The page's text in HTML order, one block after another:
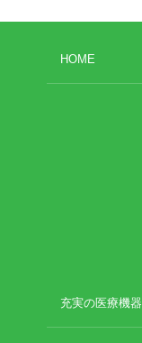
HOME
充実の医療機器